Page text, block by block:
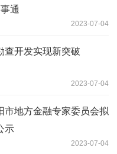
通
2023-07-04
查开发实现新突破
2023-07-04
市地方金融专家委员会拟
示
2023-07-04